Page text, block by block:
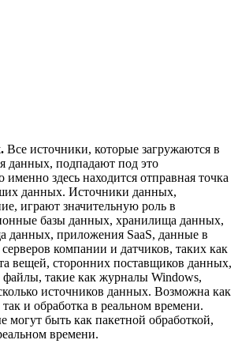
Все источники, которые загружаются в
данных, подпадают под это
именно здесь находится отправная точка
данных. Источники данных,
играют значительную роль в
базы данных, хранилища данных,
данных, приложения SaaS, данные в
компании и датчиков, таких как
вещей, сторонних поставщиков данных,
файлы, такие как журналы Windows,
источников данных. Возможна как
так и обработка в реальном времени.
могут быть как пакетной обработкой,
времени.